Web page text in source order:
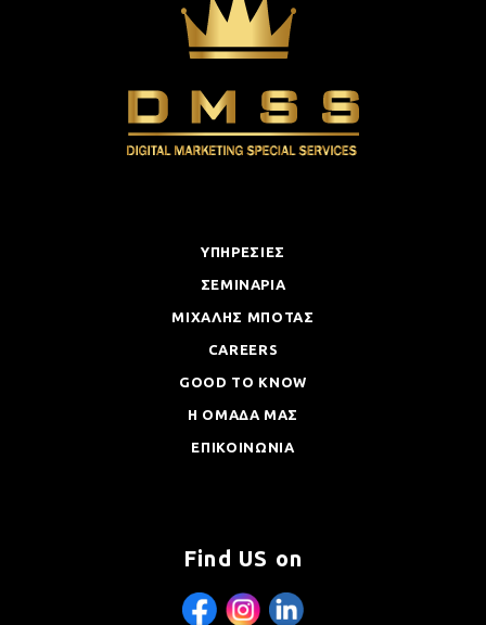
ΥΠΗΡΕΣΙΕΣ
ΣΕΜΙΝΑΡΙΑ
ΜΙΧΑΛΗΣ ΜΠΟΤΑΣ
CAREERS
GOOD TO KNOW
Η ΟΜΑΔΑ ΜΑΣ
ΕΠΙΚΟΙΝΩΝΙΑ
Find US on